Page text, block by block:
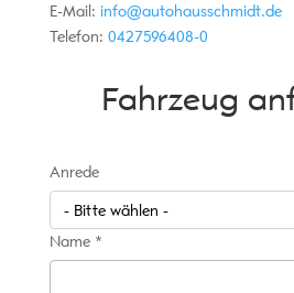
E-Mail: info@autohausschmidt.de
Telefon: 0427596408-0
Fahrzeug
Anrede
- Bitte wählen -
Name *